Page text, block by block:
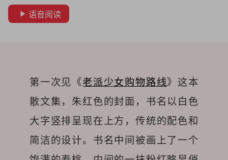
语音阅读
第一次见《老派少女购物路线》这本
散文集，朱红色的封面，书名以白色
大字竖排呈现在上方，传统的配色和
简洁的设计。书名中间被画上了一个